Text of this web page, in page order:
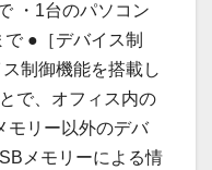
・1台のパソコン
●［デバイス制
制御機能を搭載し
で、オフィス内の
モリー以外のデバ
メモリーによる情